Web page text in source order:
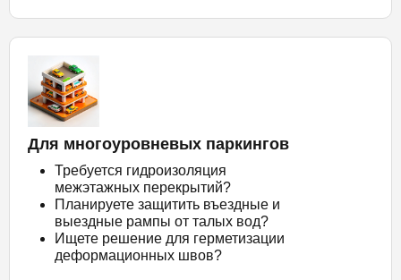
Для многоуровневых паркингов
Требуется гидроизоляция
межэтажных перекрытий?
Планируете защитить въездные и
выездные рампы от талых вод?
Ищете решение для герметизации
деформационных швов?